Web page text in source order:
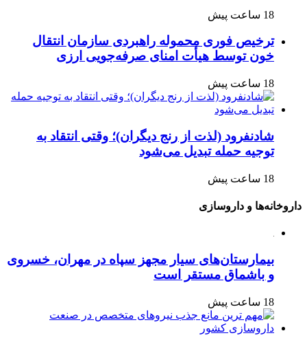
18 ساعت پیش
ترخیص فوری محموله راهبردی سازمان انتقال
خون توسط هیأت امنای صرفه‌جویی ارزی
18 ساعت پیش
شادنفرود (لذت از رنج دیگران)؛ وقتی انتقاد به
توجیه حمله تبدیل می‌شود
18 ساعت پیش
داروخانه‌ها و داروسازی
بیمارستان‌های سیار مجهز سپاه در مهران، خسروی
و باشماق مستقر است
18 ساعت پیش